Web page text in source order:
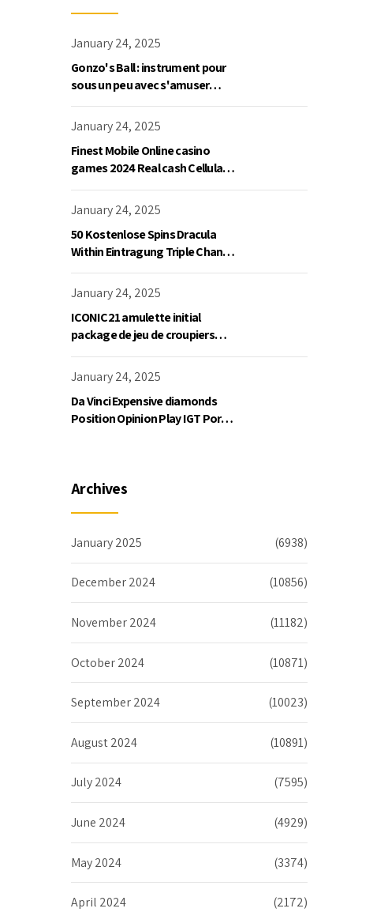
January 24, 2025
Gonzo's Ball : instrument pour
sous un peu avec s'amuser
gratuite en mode démo, NetEnt
January 24, 2025
Finest Mobile Online casino
games 2024 Real cash Cellular
January 24, 2025
50 Kostenlose Spins Dracula
Within Eintragung Triple Chance
Slot Exklusive Einzahlung
January 24, 2025
ICONIC21 amulette initial
package de jeu de croupiers
personnellement
January 24, 2025
Da Vinci Expensive diamonds
Position Opinion Play IGT Ports
Archives
January 2025 (6938)
December 2024 (10856)
November 2024 (11182)
October 2024 (10871)
September 2024 (10023)
August 2024 (10891)
July 2024 (7595)
June 2024 (4929)
May 2024 (3374)
April 2024 (2172)